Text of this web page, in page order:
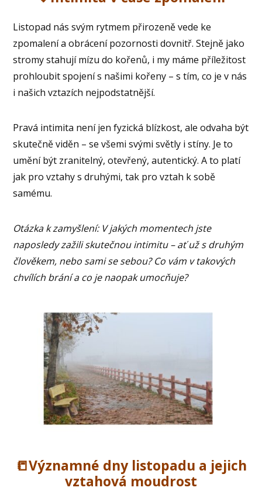
Listopad nás svým rytmem přirozeně vede ke
zpomalení a obrácení pozornosti dovnitř. Stejně jako
stromy stahují mízu do kořenů, i my máme příležitost
prohloubit spojení s našimi kořeny – s tím, co je v nás
i našich vztazích nejpodstatnější.
Pravá intimita není jen fyzická blízkost, ale odvaha být
skutečně viděn – se všemi svými světly i stíny. Je to
umění být zranitelný, otevřený, autentický. A to platí
jak pro vztahy s druhými, tak pro vztah k sobě
samému.
Otázka k zamyšlení: V jakých momentech jste
naposledy zažili skutečnou intimitu – ať už s druhým
člověkem, nebo sami se sebou? Co vám v takových
chvílích brání a co je naopak umocňuje?
📒Významné dny listopadu a jejich
vztahová moudrost